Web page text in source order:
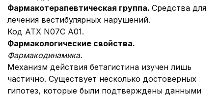
Фармакотерапевтическая группа. Средства для
лечения вестибулярных нарушений.
Код АТХ N07C A01.
Фармакологические свойства.
Фармакодинамика.
Механизм действия бетагистина изучен лишь
частично. Существует несколько достоверных
гипотез, которые были подтверждены данными